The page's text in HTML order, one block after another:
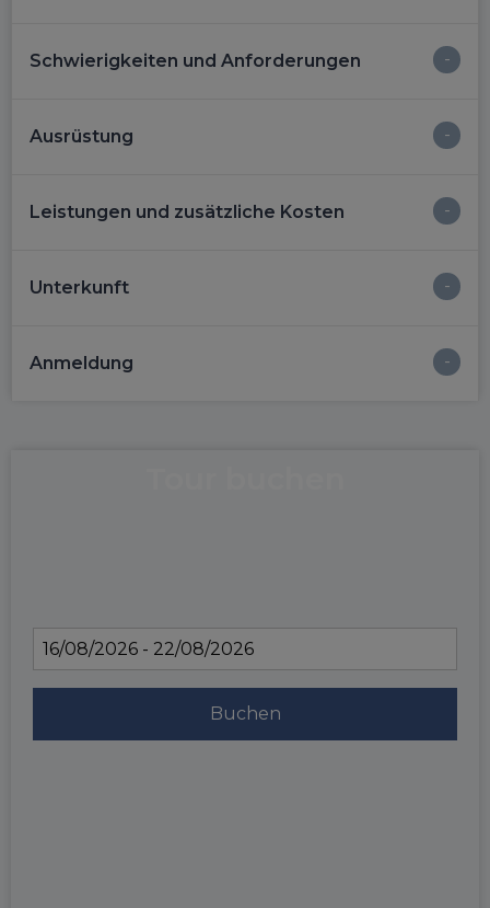
Schwierigkeiten und Anforderungen
Ausrüstung
Leistungen und zusätzliche Kosten
Unterkunft
Anmeldung